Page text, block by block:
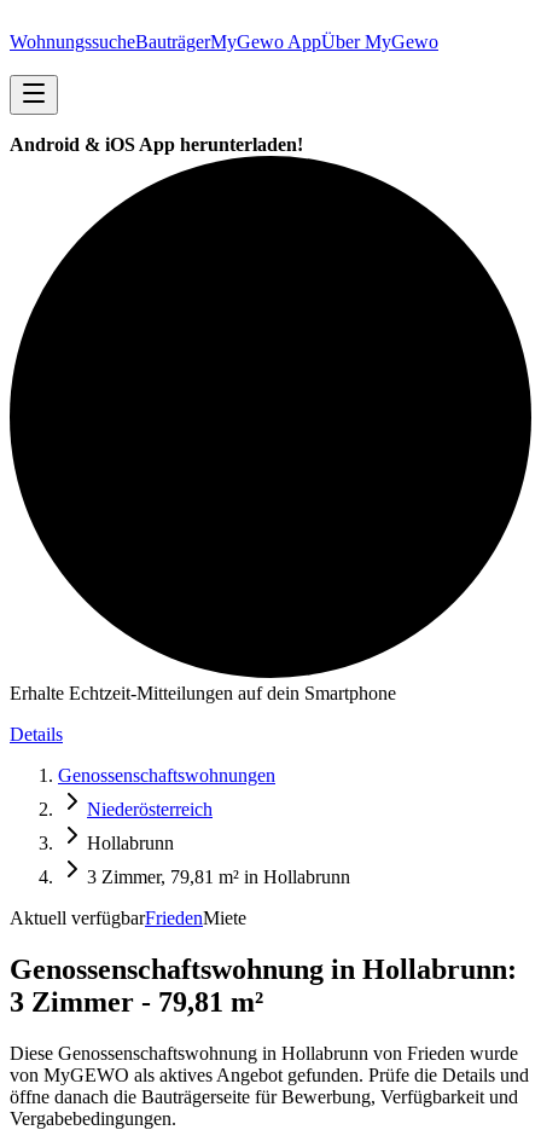
WohnungssucheBauträgerMyGewo AppÜber MyGewo
Android & iOS App herunterladen!
Erhalte Echtzeit-Mitteilungen auf dein Smartphone
Details
Genossenschaftswohnungen
Niederösterreich
Hollabrunn
3 Zimmer, 79,81 m² in Hollabrunn
Aktuell verfügbarFriedenMiete
Genossenschaftswohnung in Hollabrunn:
3 Zimmer - 79,81 m²
Diese Genossenschaftswohnung in Hollabrunn von Frieden wurde
von MyGEWO als aktives Angebot gefunden. Prüfe die Details und
öffne danach die Bauträgerseite für Bewerbung, Verfügbarkeit und
Vergabebedingungen.